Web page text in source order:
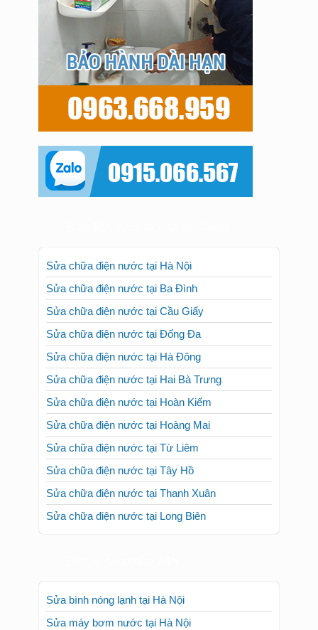
Sửa chữa điện nước tại Hà Nội
Sửa chữa điện nước tại Ba Đình
Sửa chữa điện nước tại Cầu Giấy
Sửa chữa điện nước tại Đống Đa
Sửa chữa điện nước tại Hà Đông
Sửa chữa điện nước tại Hai Bà Trưng
Sửa chữa điện nước tại Hoàn Kiếm
Sửa chữa điện nước tại Hoàng Mai
Sửa chữa điện nước tại Từ Liêm
Sửa chữa điện nước tại Tây Hồ
Sửa chữa điện nước tại Thanh Xuân
Sửa chữa điện nước tại Long Biên
Sửa bình nóng lạnh tại Hà Nội
Sửa máy bơm nước tại Hà Nội